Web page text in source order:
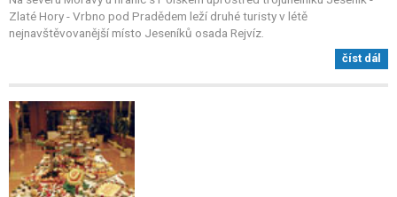
Zlaté Hory - Vrbno pod Pradědem leží druhé turisty v létě
nejnavštěvovanější místo Jeseníků osada Rejvíz.
číst dál